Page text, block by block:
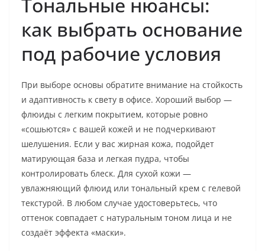
Тональные нюансы:
как выбрать основание
под рабочие условия
При выборе основы обратите внимание на стойкость
и адаптивность к свету в офисе. Хороший выбор —
флюиды с легким покрытием, которые ровно
«сошьются» с вашей кожей и не подчеркивают
шелушения. Если у вас жирная кожа, подойдет
матирующая база и легкая пудра, чтобы
контролировать блеск. Для сухой кожи —
увлажняющий флюид или тональный крем с гелевой
текстурой. В любом случае удостоверьтесь, что
оттенок совпадает с натуральным тоном лица и не
создаёт эффекта «маски».